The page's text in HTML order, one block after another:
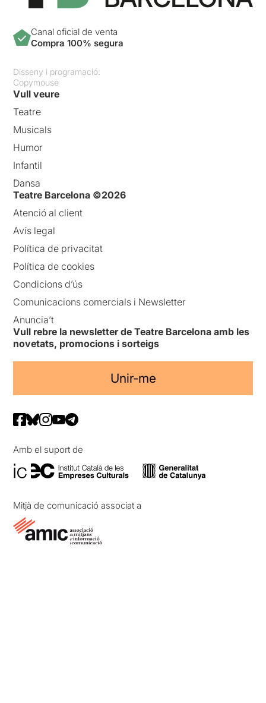
Canal oficial de venta
Compra 100% segura
Disseny i programació:
Copymouse
Vull veure
Teatre
Musicals
Humor
Infantil
Dansa
Teatre Barcelona ©2026
Atenció al client
Avís legal
Política de privacitat
Política de cookies
Condicions d’ús
Comunicacions comercials i Newsletter
Anuncia’t
Vull rebre la newsletter de Teatre Barcelona amb les
novetats, promocions i sorteigs
Unir-me
Amb el suport de
Mitjà de comunicació associat a